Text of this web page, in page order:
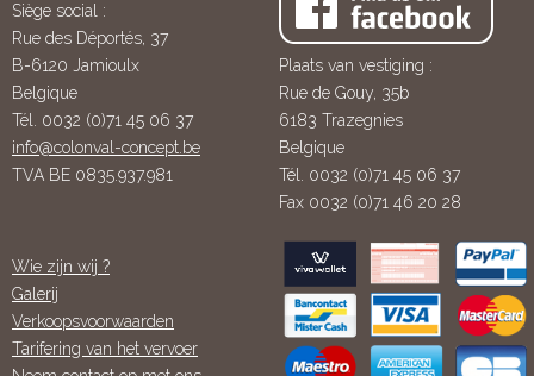
Siège social :
Rue des Déportés, 37
B-6120 Jamioulx
Belgique
Tél. 0032 (0)71 45 06 37
info@colonval-concept.be
TVA BE 0835.937.981
Plaats van vestiging :
Rue de Gouy, 35b
6183 Trazegnies
Belgique
Tél. 0032 (0)71 45 06 37
Fax 0032 (0)71 46 20 28
Wie zijn wij ?
Galerij
Verkoopsvoorwaarden
Tarifering van het vervoer